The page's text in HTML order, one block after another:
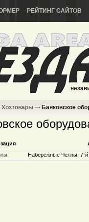
РЕЙТИНГ САЙТОВ
Хозтовары Банковское
Набережные Челны, 7-й